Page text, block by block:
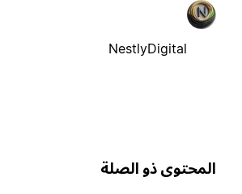
NestlyDigital
ذو الصلة